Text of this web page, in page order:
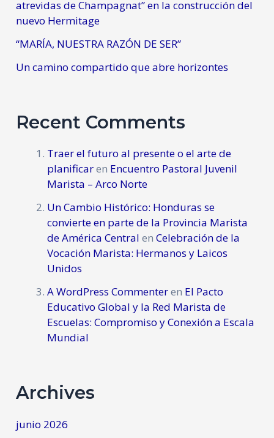
atrevidas de Champagnat” en la construcción del
nuevo Hermitage
“MARÍA, NUESTRA RAZÓN DE SER”
Un camino compartido que abre horizontes
Recent Comments
Traer el futuro al presente o el arte de
planificaren Encuentro Pastoral Juvenil
Marista – Arco Norte
Un Cambio Histórico: Honduras se
convierte en parte de la Provincia Marista
de América Central enCelebración de la
Vocación Marista: Hermanos y Laicos
Unidos
A WordPress Commenteren El Pacto
Educativo Global y la Red Marista de
Escuelas: Compromiso y Conexión a Escala
Mundial
Archives
junio 2026